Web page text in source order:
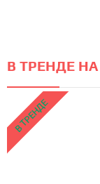
В ТРЕНДЕ НА
В ТРЕНДЕ